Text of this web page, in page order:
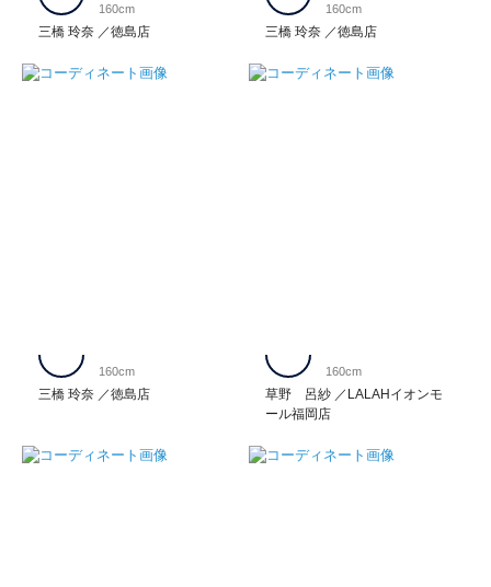
三橋 玲奈 徳島店
160cm
三橋 玲奈 徳島店
160cm
三橋 玲奈 徳島店
160cm
草野 呂紗
LALAHイオンモ
ール福岡店
160cm